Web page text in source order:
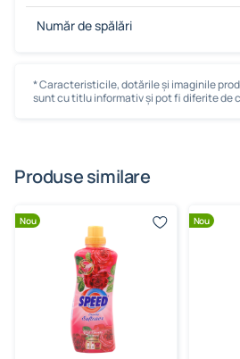
Număr de spălări
* Caracteristicile, dotările și imaginile
sunt cu titlu informativ și pot fi diferite de
Produse similare
Nou Nou